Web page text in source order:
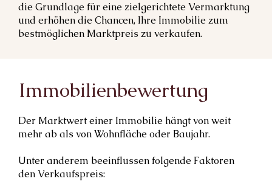
die Grundlage für eine zielgerichtete Vermarktung
und erhöhen die Chancen, Ihre Immobilie zum
bestmöglichen Marktpreis zu verkaufen.
Immobilienbewertung
Der Marktwert einer Immobilie hängt von weit
mehr ab als von Wohnfläche oder Baujahr.
Unter anderem beeinflussen folgende Faktoren
den Verkaufspreis: